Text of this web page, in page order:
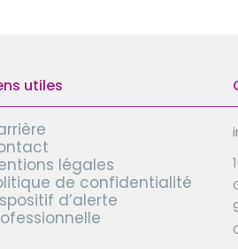
utiles
légales
de confidentialité
d’alerte